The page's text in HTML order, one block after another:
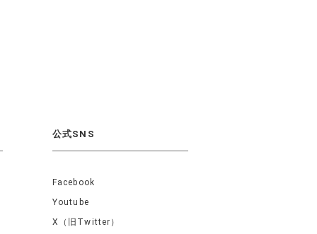
公式SNS
Facebook
Youtube
X（旧Twitter）